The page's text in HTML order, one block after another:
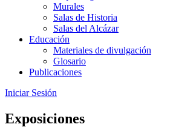
Murales
Salas de Historia
Salas del Alcázar
Educación
Materiales de divulgación
Glosario
Publicaciones
Iniciar Sesión
Exposiciones